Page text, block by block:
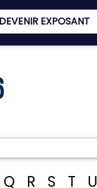
DEVENIR EXPOSANT
Q R S T U